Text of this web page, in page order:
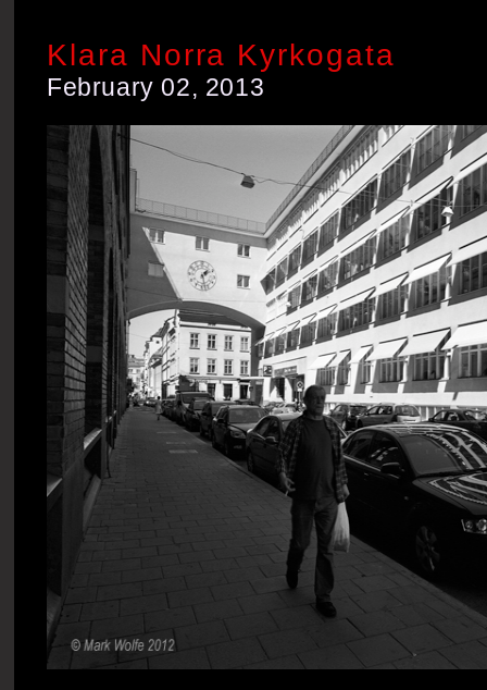
Klara Norra Kyrkogata
February 02, 2013